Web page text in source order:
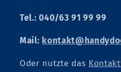
Tel.: 040/63 91 99 99
Mail:
Oder nutzte das